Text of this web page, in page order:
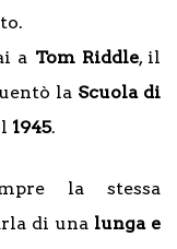
a Tom Riddle, il
la Scuola di
1945.
la stessa
di una lunga e